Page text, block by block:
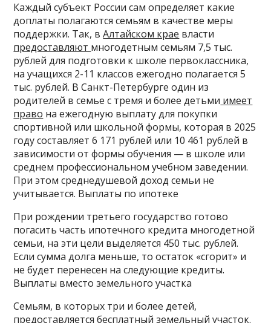
Каждый субъект России сам определяет какие
доплаты полагаются семьям в качестве меры
поддержки. Так, вАлтайском крае власти
предоставляют многодетным семьям 7,5 тыс.
рублей для подготовки к школе первоклассника,
на учащихся 2-11 классов ежегодно полагается 5
тыс. рублей. В Санкт-Петербурге один из
родителей в семье с тремя и более детьми имеет
право на ежегодную выплату для покупки
спортивной или школьной формы, которая в 2025
году составляет 6 171 рублей или 10 461 рублей в
зависимости от формы обучения — в школе или
среднем профессиональном учебном заведении.
При этом среднедушевой доход семьи не
учитывается. Выплаты по ипотеке
При рождении третьего государство готово
погасить часть ипотечного кредита многодетной
семьи, на эти цели выделяется 450 тыс. рублей.
Если сумма долга меньше, то остаток «сгорит» и
не будет перенесен на следующие кредиты.
Выплаты вместо земельного участка
Семьям, в которых три и более детей,
предоставляется бесплатный земельный участок.